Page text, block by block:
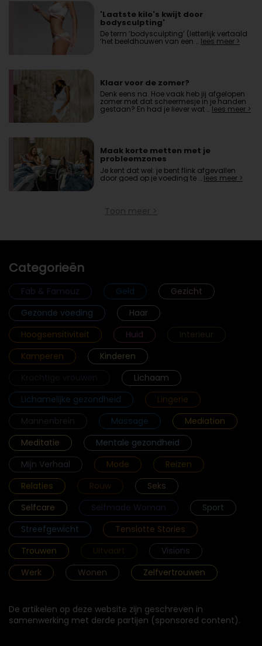
'Laatste kilo's kwijt door
bodysculpting'
De term ‘bodysculpting’ (letterlijk vertaald
‘het beeldhouwen van een … lees meer >
Klaar voor de zomer?
Denk eens na. Hoe vaak heb jij afgelopen
zomer met dat scheermesje in je handen
gestaan? En had je liever wat …lees meer >
Maak korte metten met je
probleemzones
Je kent dat wel: je bent flink afgevallen
door goed op je voeding te … lees meer >
Toon meer >
Categorieën
Fab & Famouz Geld
Gezicht
Gezonde voeding
Haar
Hoogsensitiviteit
Huid
Interieur
Kamperen
Kinderen
Lichaam
Lichamelijke gezondheid
Lingerie
Mannenbrein
Massage
Mediation
Meditatie
Mentale gezondheid
Mijn Verhaal
Mode
Reizen
Relaties
Rouw
Seks
Selfcare
Selfmade Woman
Sport
Streefgewicht
Tenslotte Stories
Trouwen
Uitvaart
Visions
Werk
Wonen Zelfvertrouwen
De artikelen op deze website zijn geschreven in
samenwerking met derde partijen (sponsored content).